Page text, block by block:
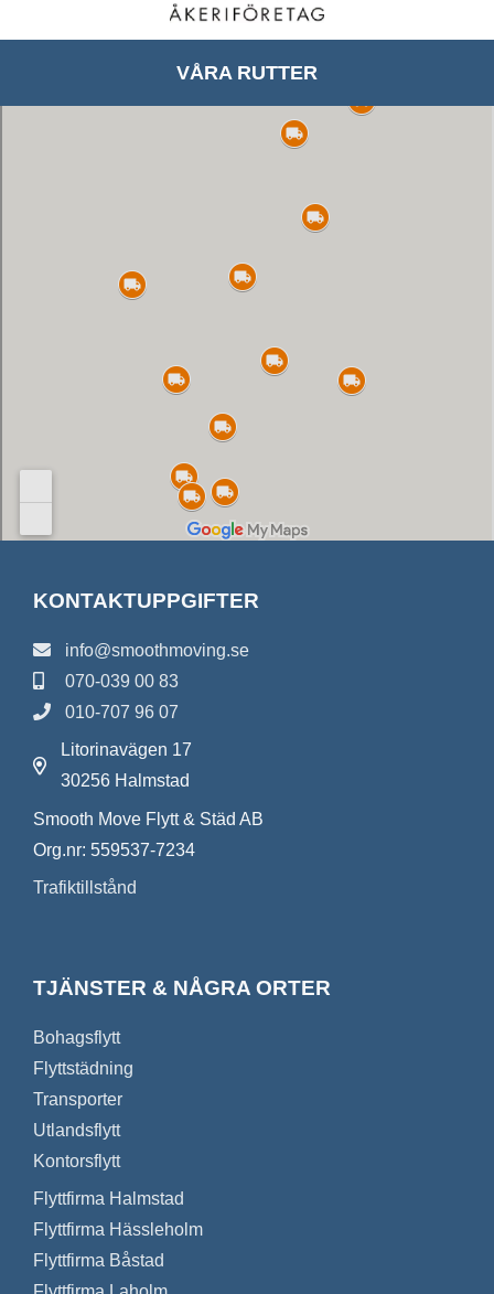
VÅRA RUTTER
KONTAKTUPPGIFTER
info@smoothmoving.se
070-039 00 83
010-707 96 07
Litorinavägen 17
30256 Halmstad
Smooth Move Flytt & Städ AB
Org.nr: 559537-7234
Trafiktillstånd
TJÄNSTER & NÅGRA ORTER
Bohagsflytt
Flyttstädning
Transporter
Utlandsflytt
Kontorsflytt
Flyttfirma Halmstad
Flyttfirma Hässleholm
Flyttfirma Båstad